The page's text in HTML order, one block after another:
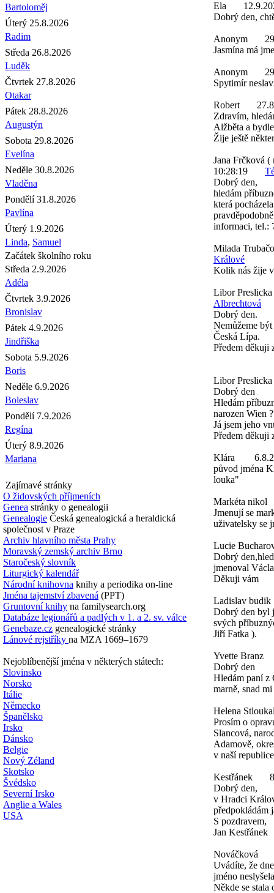
Bartoloměj
Úterý 25.8.2026
Radim
Středa 26.8.2026
Luděk
Čtvrtek 27.8.2026
Otakar
Pátek 28.8.2026
Augustýn
Sobota 29.8.2026
Evelína
Neděle 30.8.2026
Vladěna
Pondělí 31.8.2026
Pavlína
Úterý 1.9.2026
Linda, Samuel
Začátek školního roku
Středa 2.9.2026
Adéla
Čtvrtek 3.9.2026
Bronislav
Pátek 4.9.2026
Jindřiška
Sobota 5.9.2026
Boris
Neděle 6.9.2026
Boleslav
Pondělí 7.9.2026
Regína
Úterý 8.9.2026
Mariana
Zajímavé stránky
O židovských příjmeních
Genea stránky o genealogii
Genealogie Česká genealogická a heraldická
společnost v Praze
Archiv hlavního města Prahy
Moravský zemský archiv Brno
Staročeský slovník
Liturgický kalendář
Národní knihovna knihy a periodika on-line
Jména tajemství zbavená (PPT)
Gruntovní knihy na familysearch.org
Databáze legionářů a padlých v 1. a 2. sv. válce
Genebaze.cz genealogické stránky
Lánové rejstříky na MZA 1669–1679
Nejoblíbenější jména v některých státech:
Slovinsko
Norsko
Itálie
Německo
Španělsko
Irsko
Dánsko
Belgie
Nový Zéland
Skotsko
Švédsko
Severní Irsko
Anglie a Wales
USA
Ela
Dobrý den,
Anonym
Jasmína má
Anonym
Spytimír
Robert
Zdravím,
Alžběta a
Žije ještě
Jana Frčková (
10:28:19
Dobrý den,
hledám
která
informaci, tel.:
Milada
Králové
Kolik nás žije
Libor Preslicka
Albrechtová
Dobrý den.
Nemůžeme
Česká Lípa.
Předem děkuji
Libor Preslicka
Dobrý den
Hledám
narozen Wien
Já jsem jeho
Předem děkuji
Klára
původ jména
louka"
Markéta nikol
Jmenují se
uživatelsky se
Lucie
Dobrý
jmenoval
Děkuji vám
Ladislav budik
Dobrý den byl
svých
Jiří Fatka ).
Yvette Branz
Dobrý den
Hledám paní z
marně, snad
Helena
Prosím o
Slancová,
Adamově,
v naší
Kestřánek
Dobrý den,
v Hradci
předpokládám
S pozdravem,
Jan Kestřánek
Nováčková
Uvádíte, že
jméno
Někde se stala